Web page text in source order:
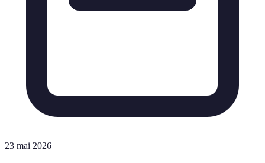
23 mai 2026